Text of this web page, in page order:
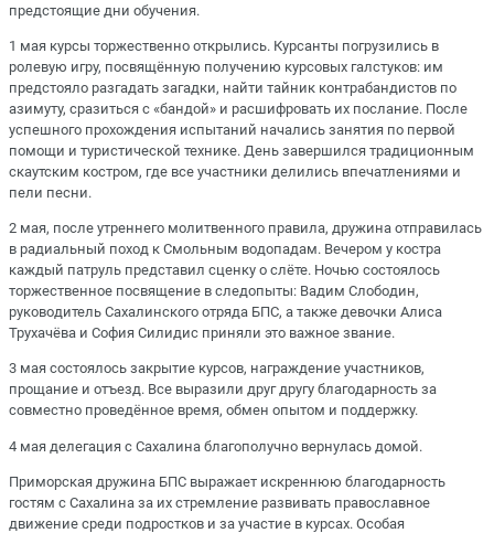
предстоящие дни обучения.
1 мая курсы торжественно открылись. Курсанты погрузились в
ролевую игру, посвящённую получению курсовых галстуков: им
предстояло разгадать загадки, найти тайник контрабандистов по
азимуту, сразиться с «бандой» и расшифровать их послание. После
успешного прохождения испытаний начались занятия по первой
помощи и туристической технике. День завершился традиционным
скаутским костром, где все участники делились впечатлениями и
пели песни.
2 мая, после утреннего молитвенного правила, дружина отправилась
в радиальный поход к Смольным водопадам. Вечером у костра
каждый патруль представил сценку о слёте. Ночью состоялось
торжественное посвящение в следопыты: Вадим Слободин,
руководитель Сахалинского отряда БПС, а также девочки Алиса
Трухачёва и София Силидис приняли это важное звание.
3 мая состоялось закрытие курсов, награждение участников,
прощание и отъезд. Все выразили друг другу благодарность за
совместно проведённое время, обмен опытом и поддержку.
4 мая делегация с Сахалина благополучно вернулась домой.
Приморская дружина БПС выражает искреннюю благодарность
гостям с Сахалина за их стремление развивать православное
движение среди подростков и за участие в курсах. Особая